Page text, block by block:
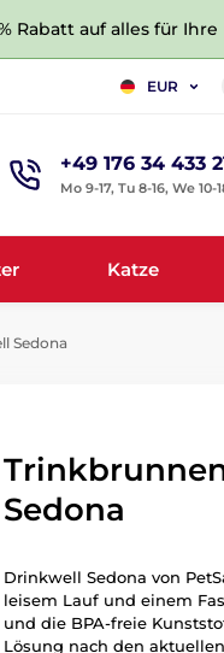
Rabatt auf alles für Ihre
EUR
+49 176 34 433
Mo 9-17, Tu 8-16, We 10-
Katze
Sedona
Sedona
Drinkwell Sedona von
leisem Lauf und einem
und die BPA-freie
Lösung nach den